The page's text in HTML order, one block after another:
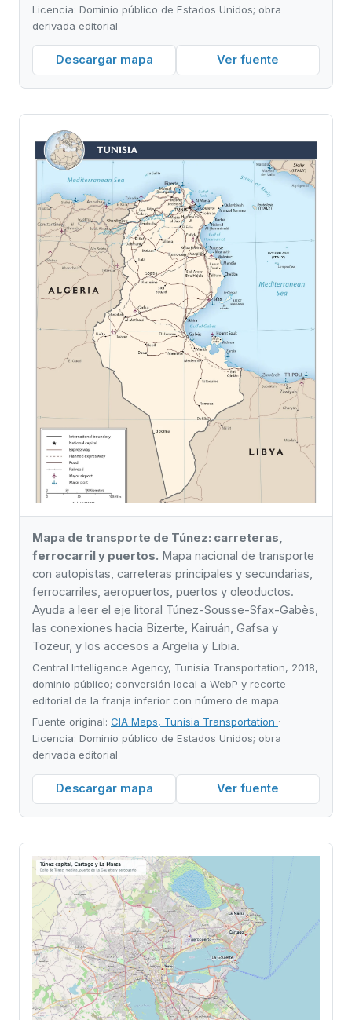
Licencia: Dominio público de Estados Unidos; obra
derivada editorial
Descargar mapa Ver fuente
Mapa de transporte de Túnez: carreteras,
ferrocarril y puertos. Mapa nacional de transporte
con autopistas, carreteras principales y secundarias,
ferrocarriles, aeropuertos, puertos y oleoductos.
Ayuda a leer el eje litoral Túnez-Sousse-Sfax-Gabès,
las conexiones hacia Bizerte, Kairuán, Gafsa y
Tozeur, y los accesos a Argelia y Libia.
Central Intelligence Agency, Tunisia Transportation, 2018,
dominio público; conversión local a WebP y recorte
editorial de la franja inferior con número de mapa.
Fuente original: CIA Maps, Tunisia Transportation ·
Licencia: Dominio público de Estados Unidos; obra
derivada editorial
Descargar mapa Ver fuente